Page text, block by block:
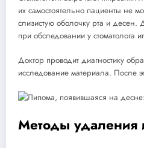
их самостоятельно пациенты не
слизистую оболочку рта и десен.
при обследовании у стоматолога
Доктор проводит диагностику
исследование материала. После
Методы удаления